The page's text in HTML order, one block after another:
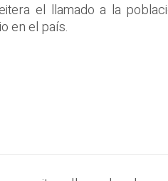
el llamado a la
en el país.